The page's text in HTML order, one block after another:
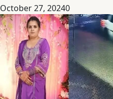
October 27, 20240